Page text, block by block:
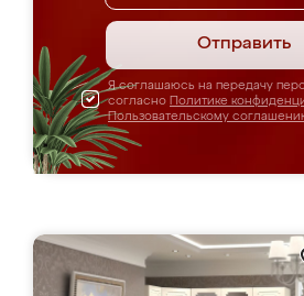
Отправить
Я соглашаюсь на передачу
согласно Политике
Пользовательскому